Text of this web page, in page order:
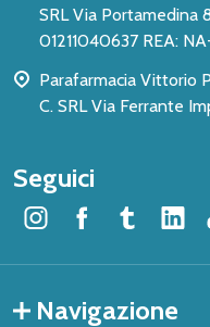
SRL Via Portamedina 8, 80134 - Napoli NA
01211040637 REA:
Parafarmacia Vittorio
C. SRL Via Ferrante
Seguici
Navigazione